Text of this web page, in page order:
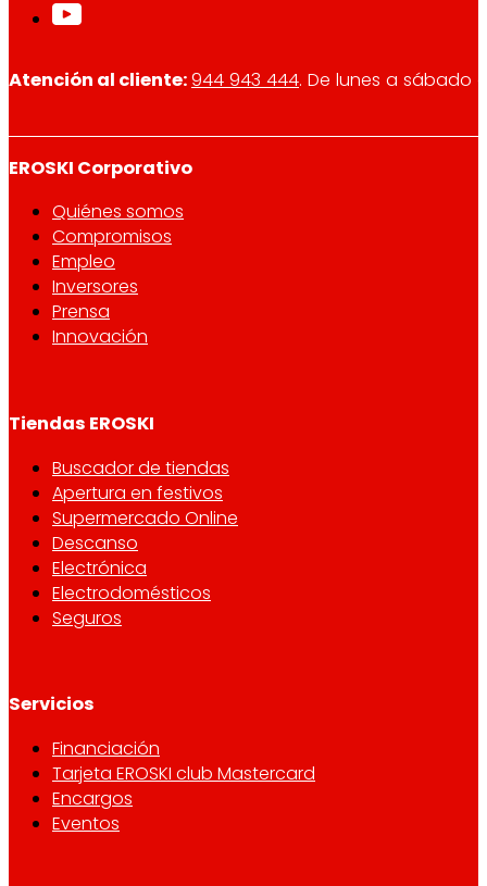
Atención al cliente:944 943 444. De lunes a sábado
EROSKI Corporativo
Quiénes somos
Compromisos
Empleo
Inversores
Prensa
Innovación
Tiendas EROSKI
Buscador de tiendas
Apertura en festivos
Supermercado Online
Descanso
Electrónica
Electrodomésticos
Seguros
Servicios
Financiación
Tarjeta EROSKI club Mastercard
Encargos
Eventos